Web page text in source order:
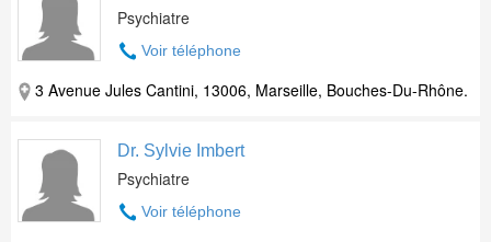
Psychiatre
Voir téléphone
3 Avenue Jules Cantini, 13006, Marseille, Bouches-Du-Rhône.
Dr. Sylvie Imbert
Psychiatre
Voir téléphone